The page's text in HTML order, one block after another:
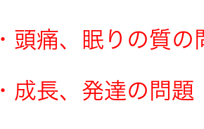
・頭痛、眠りの質の
・成長、発達の問題